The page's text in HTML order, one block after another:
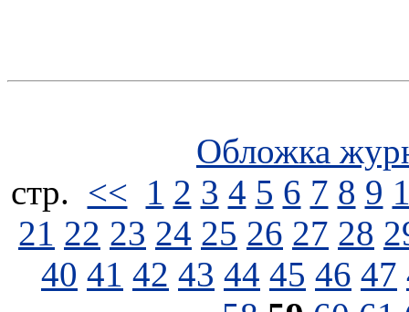
Обложка
стp. << 1 2 3 4 5 6 7 8 9
21 22 23 24 25 26 27 28
40 41 42 43 44 45 46 47